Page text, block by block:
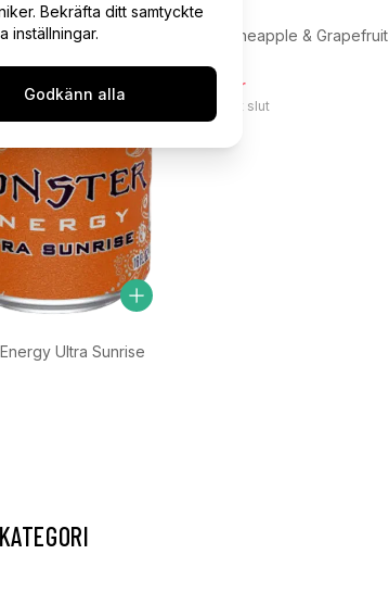
Bekräfta ditt samtyckte
inställningar.
Godkänn alla
Ultra Sunrise
Fanta Pineapple & Grapefruit
18,95 kr
Tillfälligt slut